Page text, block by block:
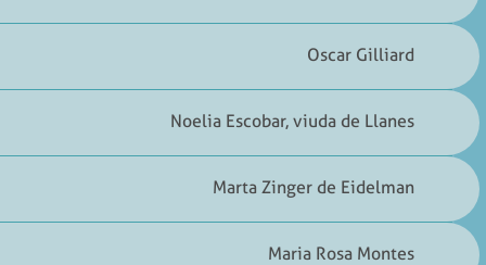
Oscar Gilliard
Noelia Escobar, viuda de Llanes
Marta Zinger de Eidelman
Maria Rosa Montes